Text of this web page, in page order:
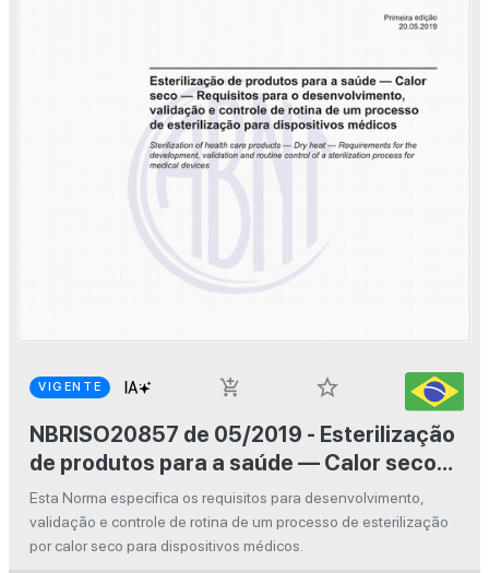
VIGENTE add_shopping_cart
star_border
NBRISO20857 de 05/2019 - Esterilização
de produtos para a saúde — Calor seco
— Requisitos para o desenvolvimento,
validação e controle de rotina de um
processo de esterilização para
Esta Norma especifica os requisitos para desenvolvimento,
validação e controle de rotina de um processo de esterilização
por calor seco para dispositivos médicos.